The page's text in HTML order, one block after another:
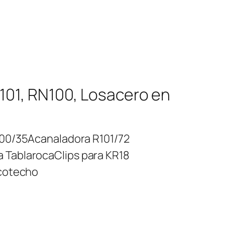
RN100, Losacero en
35Acanaladora R101/72
TablarocaClips para KR18